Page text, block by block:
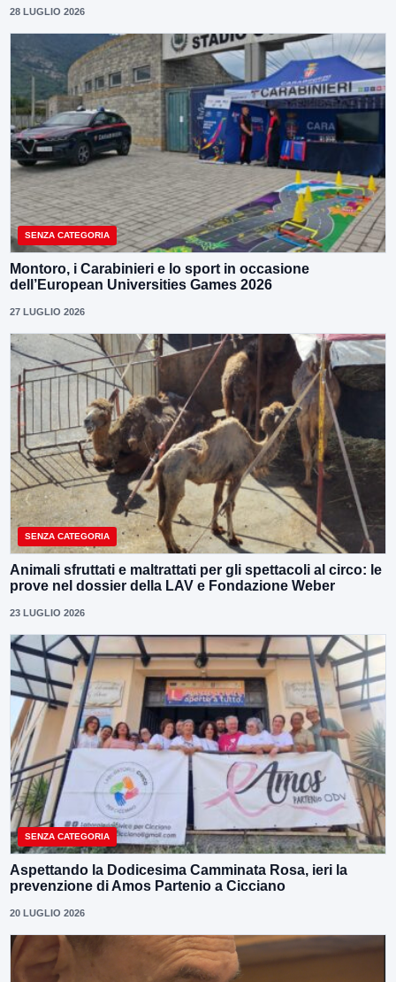
28 LUGLIO 2026
SENZA CATEGORIA
Montoro, i Carabinieri e lo sport in occasione
dell’European Universities Games 2026
27 LUGLIO 2026
SENZA CATEGORIA
Animali sfruttati e maltrattati per gli spettacoli al circo: le
prove nel dossier della LAV e Fondazione Weber
23 LUGLIO 2026
SENZA CATEGORIA
Aspettando la Dodicesima Camminata Rosa, ieri la
prevenzione di Amos Partenio a Cicciano
20 LUGLIO 2026